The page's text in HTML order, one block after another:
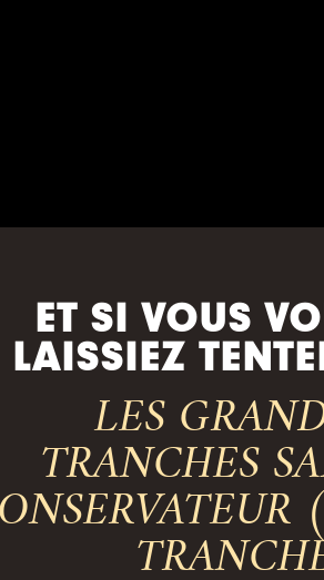
ET SI VOUS
LAISSIEZ
LES
TRANCHES